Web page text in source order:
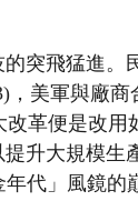
突飛猛進。
，美軍與廠
革便是改
升大規模生
代」風鏡